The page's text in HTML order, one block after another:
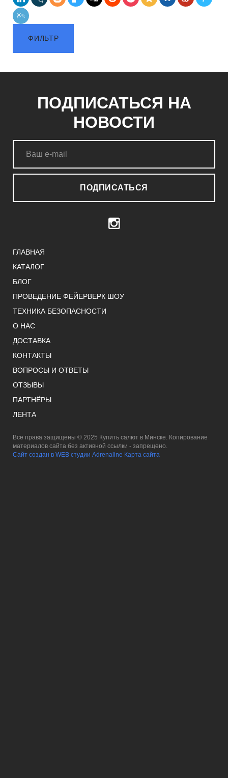
ФИЛЬТР
ПОДПИСАТЬСЯ НА
НОВОСТИ
ПОДПИСАТЬСЯ
ГЛАВНАЯ
КАТАЛОГ
БЛОГ
ПРОВЕДЕНИЕ ФЕЙЕРВЕРК ШОУ
ТЕХНИКА БЕЗОПАСНОСТИ
О НАС
ДОСТАВКА
КОНТАКТЫ
ВОПРОСЫ И ОТВЕТЫ
ОТЗЫВЫ
ПАРТНЁРЫ
ЛЕНТА
Все права защищены © 2025 Купить салют в Минске. Копирование
материалов сайта без активной ссылки - запрещено.
Сайт создан в WEB студии Adrenaline Карта сайта